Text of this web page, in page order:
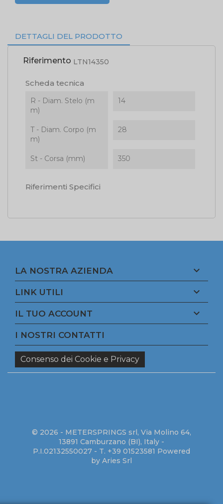
DETTAGLI DEL PRODOTTO
Riferimento LTN14350
Scheda tecnica
R - Diam. Stelo (m
m)
14
T - Diam. Corpo (m
m)
28
St - Corsa (mm) 350
Riferimenti Specifici
LA NOSTRA AZIENDA 
LINK UTILI 
IL TUO ACCOUNT 
I NOSTRI CONTATTI
Consenso dei Cookie e Privacy
© 2026 - METERSPRINGS srl, Via Molino 64,
13891 Camburzano (BI), Italy -
P.I.02132550027 - T. +39 01523581 Powered
by Aries Srl